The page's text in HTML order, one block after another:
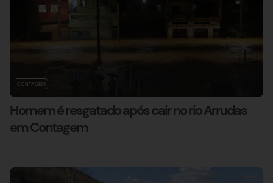
CONTAGEM
Homem é resgatado após cair no rio Arrudas
em Contagem